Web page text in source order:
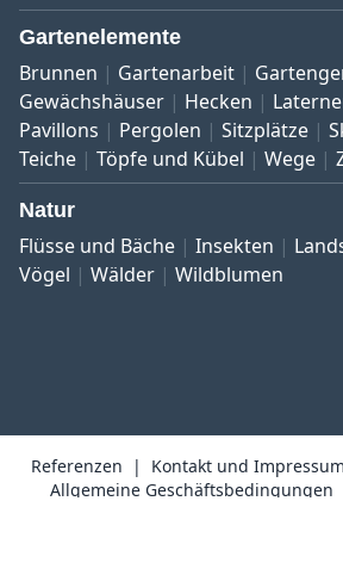
Gartenelemente
Brunnen Gartenarbeit
Gewächshäuser
Hecken
Pavillons
Pergolen Sitzplätze
Teiche
Töpfe und Kübel Wege
Natur
Flüsse und Bäche Insekten
Vögel
Wälder Wildblumen
Referenzen Kontakt und Impressum
Allgemeine Geschäftsbedingungen